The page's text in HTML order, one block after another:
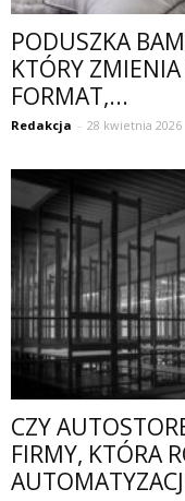
PODUSZKA
KTÓRY
FORMAT,...
Redakcja - 28 kwietnia 2026
CZY
FIRMY, KTÓRA